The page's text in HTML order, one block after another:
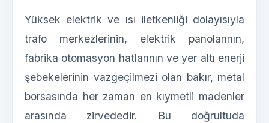
Yüksek elektrik ve ısı iletkenliği dolayısıyla
trafo merkezlerinin, elektrik panolarının,
fabrika otomasyon hatlarının ve yer altı enerji
şebekelerinin vazgeçilmezi olan bakır, metal
borsasında her zaman en kıymetli madenler
arasında zirvededir. Bu doğrultuda